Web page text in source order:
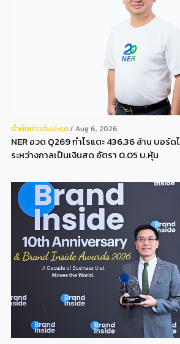
สํานักข่าวสับปะรด Aug 6, 2026
NER อวด Q269 กำไรแตะ 436.36 ล้าน บอร์
ระหว่างกาลเป็นเงินสด อัตรา 0.05 บ.หุ้น